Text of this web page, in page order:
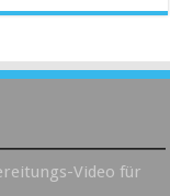
Video für